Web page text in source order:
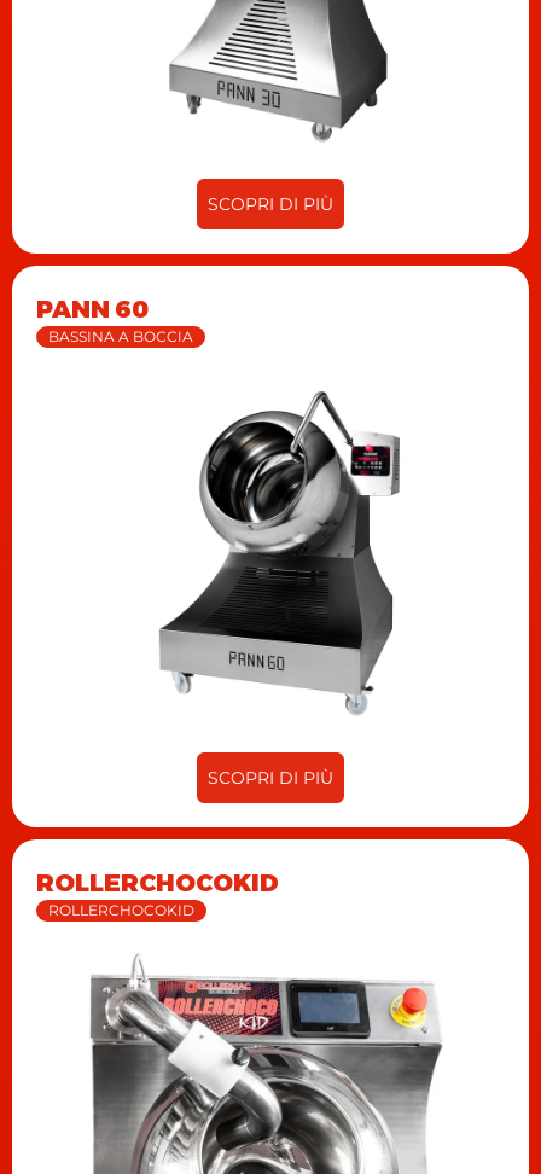
SCOPRI DI PIÙ
PANN 60
BASSINA A BOCCIA
SCOPRI DI PIÙ
ROLLERCHOCOKID
ROLLERCHOCOKID